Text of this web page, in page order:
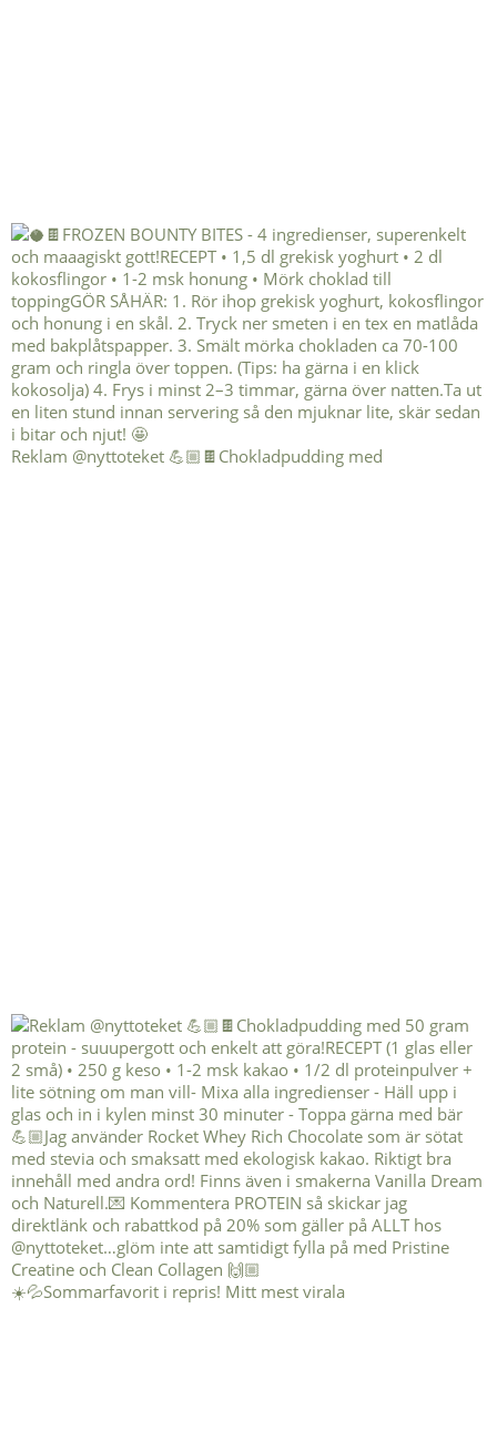
Reklam @nyttoteket 💪🏼🍫Chokladpudding med
☀️💦Sommarfavorit i repris! Mitt mest virala